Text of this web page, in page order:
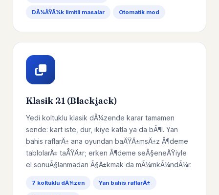
DÃ¼ÅŸÃ¼k limitli masalar Otomatik mod
Klasik 21 (Blackjack)
Yedi koltuklu klasik dÃ¼zende karar tamamen
sende: kart iste, dur, ikiye katla ya da bÃ¶l. Yan
bahis raflarÄ± ana oyundan baÄŸÄ±msÄ±z Ã¶deme
tablolarÄ± taÅŸÄ±r; erken Ã¶deme seÃ§eneÄŸiyle
el sonuÃ§lanmadan Ã§Ä±kmak da mÃ¼mkÃ¼ndÃ¼r.
7 koltuklu dÃ¼zen Yan bahis raflarÄ±